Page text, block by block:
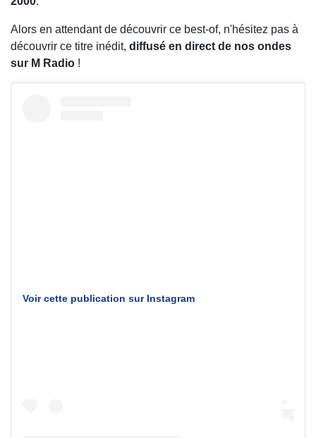
Alors en attendant de découvrir ce best-of, n'hésitez pas à
découvrir ce titre inédit, diffusé en direct de nos ondes
sur M Radio !
Voir cette publication sur Instagram